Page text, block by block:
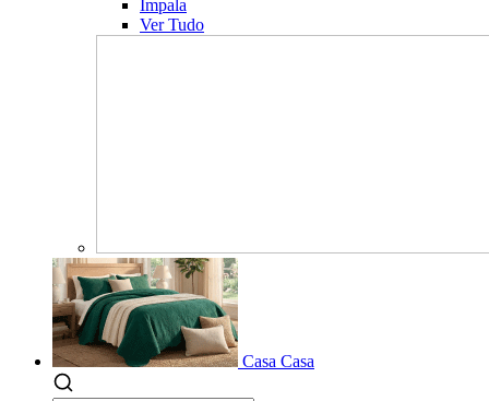
Impala
Ver Tudo
Casa Casa